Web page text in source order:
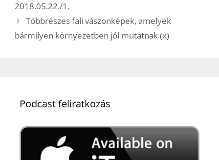
2018.05.22./1.
Többrészes fali vászonképek, amelyek
bármilyen környezetben jól mutatnak (x)
Podcast feliratkozás